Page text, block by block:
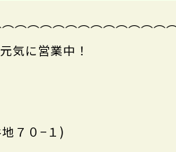
気に営業中！
７０−１)